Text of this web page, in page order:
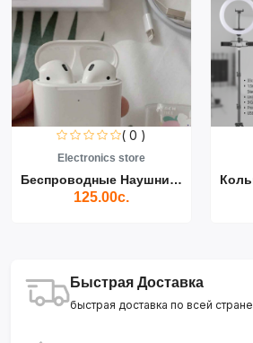
( 0 )
Electronics store
Беспроводные Наушники Air...
125.00с.
Быстрая Доставка
быстрая доставка по всей стране